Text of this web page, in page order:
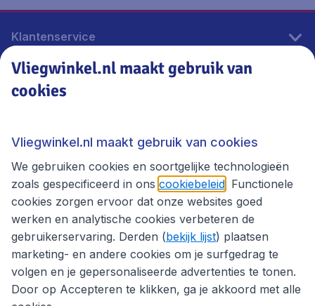
Klantenservice
Vliegwinkel.nl
Thema's
Vliegwinkel.nl maakt gebruik van
cookies
Vliegwinkel.nl maakt gebruik van cookies
We gebruiken cookies en soortgelijke technologieën
zoals gespecificeerd in ons cookiebeleid . Functionele
cookies zorgen ervoor dat onze websites goed
werken en analytische cookies verbeteren de
gebruikerservaring. Derden (bekijk lijst) plaatsen
marketing- en andere cookies om je surfgedrag te
volgen en je gepersonaliseerde advertenties te tonen.
Door op Accepteren te klikken, ga je akkoord met alle